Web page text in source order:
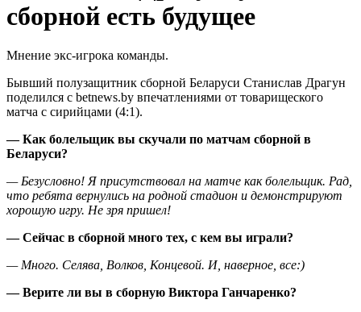
сборной есть будущее
Мнение экс-игрока команды.
Бывший полузащитник сборной Беларуси Станислав Драгун
поделился с betnews.by впечатлениями от товарищеского
матча с сирийцами (4:1).
— Как болельщик вы скучали по матчам сборной в
Беларуси?
— Безусловно! Я присутствовал на матче как болельщик. Рад,
что ребята вернулись на родной стадион и демонстрируют
хорошую игру. Не зря пришел!
— Сейчас в сборной много тех, с кем вы играли?
— Много. Селява, Волков, Концевой. И, наверное, все:)
— Верите ли вы в сборную Виктора Ганчаренко?